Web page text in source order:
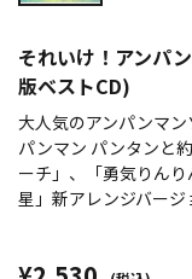
それいけ！アンパ
版ベストCD)
大人気のアンパンマ
パンマン パンタンと
ーチ」、「勇気りん
星」新アレンジバージ